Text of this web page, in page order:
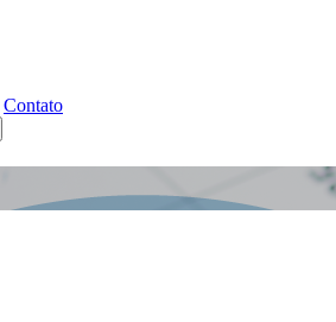
Contato